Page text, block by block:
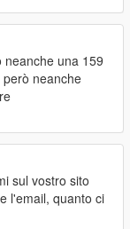
neanche una 159
neanche
sul vostro sito
l'email, quanto ci